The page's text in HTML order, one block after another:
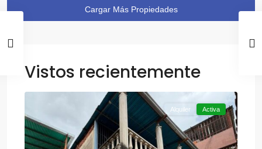
Vistos recientemente
Otra,
Valencia
Alquiler Activa